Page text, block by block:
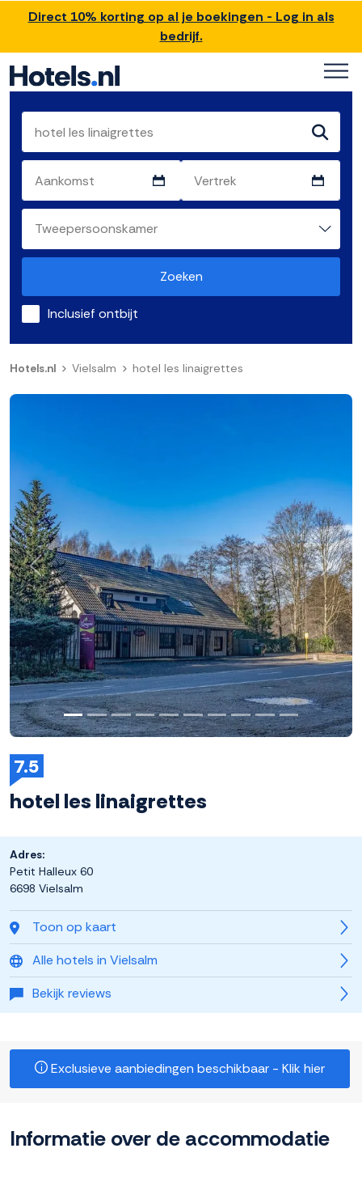
Direct 10% korting op al je boekingen - Log in als
bedrijf.
Zoeken
Inclusief ontbijt
Hotels.nl Vielsalm hotel les linaigrettes
7.5
hotel les linaigrettes
Toon op kaart
Alle hotels in Vielsalm
Bekijk reviews
Adres:
Petit Halleux 60
6698 Vielsalm
Exclusieve aanbiedingen beschikbaar - Klik hier
Informatie over de accommodatie